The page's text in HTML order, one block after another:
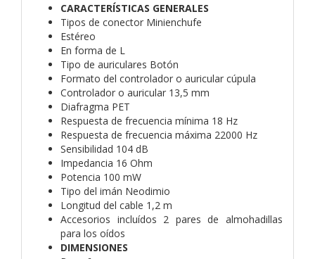
CARACTERÍSTICAS GENERALES
Tipos de conector Minienchufe
Estéreo
En forma de L
Tipo de auriculares Botón
Formato del controlador o auricular cúpula
Controlador o auricular 13,5 mm
Diafragma PET
Respuesta de frecuencia mínima 18 Hz
Respuesta de frecuencia máxima 22000 Hz
Sensibilidad 104 dB
Impedancia 16 Ohm
Potencia 100 mW
Tipo del imán Neodimio
Longitud del cable 1,2 m
Accesorios incluídos 2 pares de almohadillas
para los oídos
DIMENSIONES